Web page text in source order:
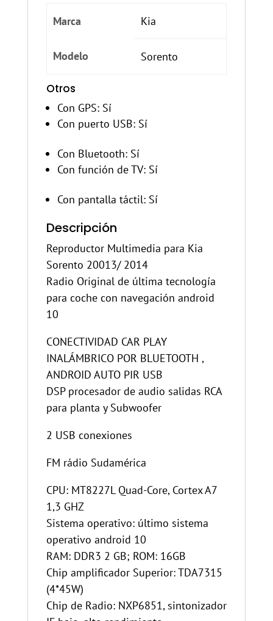
Marca Kia
Modelo Sorento
Otros
Con GPS: Sí
Con puerto USB: Sí
Con Bluetooth: Sí
Con función de TV: Sí
Con pantalla táctil: Sí
Descripción
Reproductor Multimedia para Kia
Sorento 20013/ 2014
Radio Original de última tecnología
para coche con navegación android
10
CONECTIVIDAD CAR PLAY
INALÁMBRICO POR BLUETOOTH ,
ANDROID AUTO PIR USB
DSP procesador de audio salidas RCA
para planta y Subwoofer
2 USB conexiones
FM rádio Sudamérica
CPU: MT8227L Quad-Core, Cortex A7
1,3 GHZ
Sistema operativo: último sistema
operativo android 10
RAM: DDR3 2 GB; ROM: 16GB
Chip amplificador Superior: TDA7315
(4*45W)
Chip de Radio: NXP6851, sintonizador